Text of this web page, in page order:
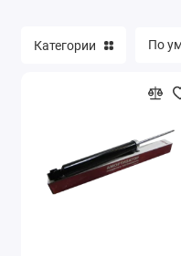
Chery Tiggo
Chery Tiggo 2
Категории